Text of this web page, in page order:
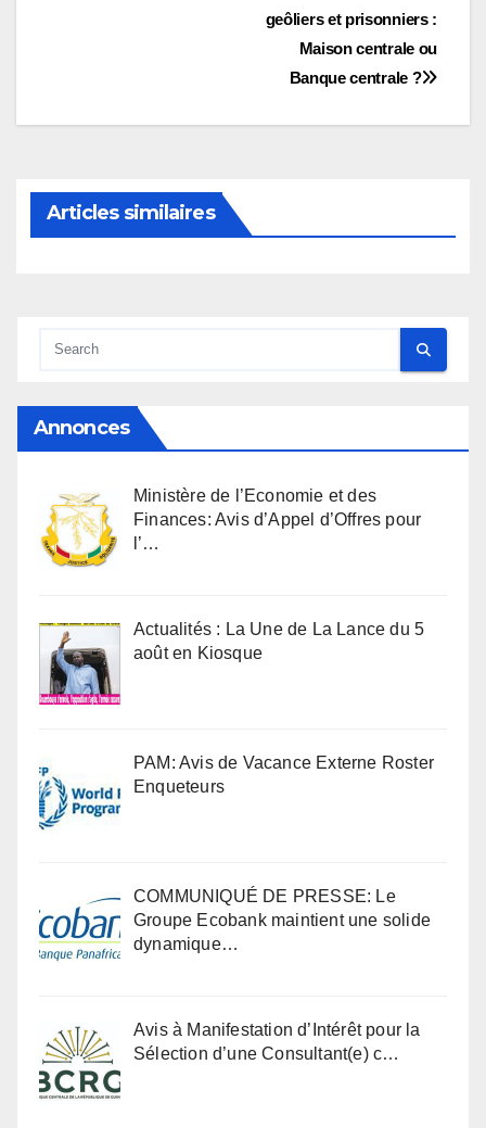
geôliers et prisonniers :
Maison centrale ou
Banque centrale ?
Articles similaires
Annonces
Ministère de l’Economie et des
Finances: Avis d’Appel d’Offres pour
l’…
Actualités : La Une de La Lance du 5
août en Kiosque
PAM: Avis de Vacance Externe Roster
Enqueteurs
COMMUNIQUÉ DE PRESSE: Le
Groupe Ecobank maintient une solide
dynamique…
Avis à Manifestation d’Intérêt pour la
Sélection d’une Consultant(e) c…